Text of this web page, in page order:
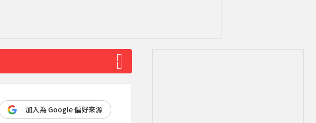
加入為 Google 偏好來源